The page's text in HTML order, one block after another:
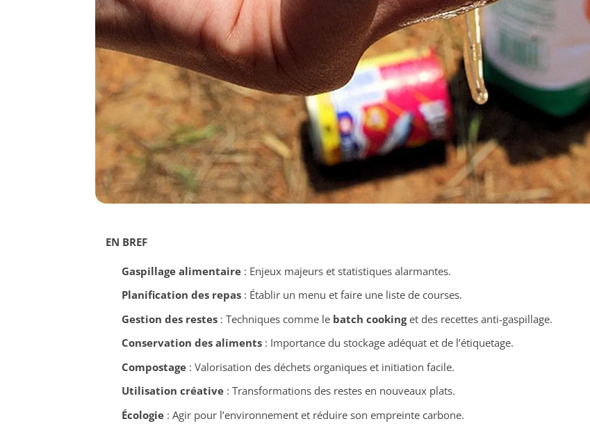
EN BREF
Gaspillage alimentaire: Enjeux majeurs et statistiques alarmantes.
Planification des repas: Établir un menu et faire une liste de courses.
Gestion des restes: Techniques comme le batch cookinget des recettes anti-gaspillage.
Conservation des aliments: Importance du stockage adéquat et de l’étiquetage.
Compostage: Valorisation des déchets organiques et initiation facile.
Utilisation créative: Transformations des restes en nouveaux plats.
Écologie: Agir pour l’environnement et réduire son empreinte carbone.